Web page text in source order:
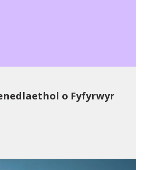
o Fyfyrwyr